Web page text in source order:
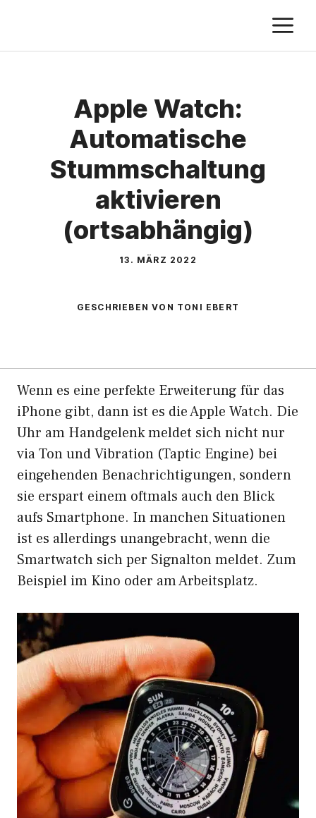
springen
Apple Watch:
Automatische
Stummschaltung
aktivieren
(ortsabhängig)
13. MÄRZ 2022
GESCHRIEBEN VON TONI EBERT
Wenn es eine perfekte Erweiterung für das
iPhone gibt, dann ist es die Apple Watch. Die
Uhr am Handgelenk meldet sich nicht nur
via Ton und Vibration (Taptic Engine) bei
eingehenden Benachrichtigungen, sondern
sie erspart einem oftmals auch den Blick
aufs Smartphone. In manchen Situationen
ist es allerdings unangebracht, wenn die
Smartwatch sich per Signalton meldet. Zum
Beispiel im Kino oder am Arbeitsplatz.